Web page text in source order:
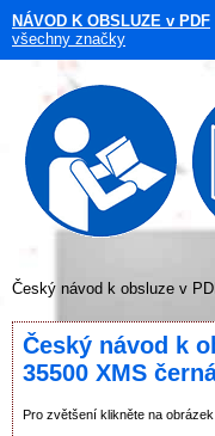
NÁVOD K OBSLUZE v PDF
všechny značky
Český návod k obsluze v
Český návod k
35500 XMS
Pro zvětšení klikněte na obrázek